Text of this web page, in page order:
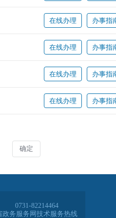
0731-82214464
政务服务网技术服务热线